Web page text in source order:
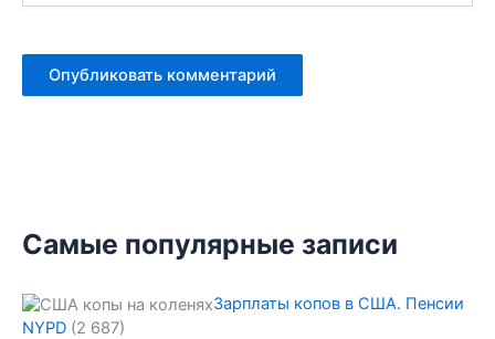
Самые популярные записи
Зарплаты копов в США. Пенсии
NYPD (2 687)